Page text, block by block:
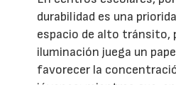
durabilidad es una
espacio de alto tránsito,
iluminación juega un
favorecer la